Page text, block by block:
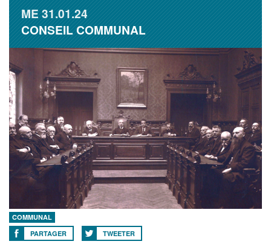
ME31.01.24
CONSEIL COMMUNAL
COMMUNAL
PARTAGER
TWEETER